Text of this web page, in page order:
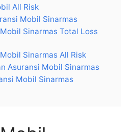
All Risk
Mobil Sinarmas
Sinarmas Total Loss
Sinarmas All Risk
Asuransi Mobil Sinarmas
Mobil Sinarmas